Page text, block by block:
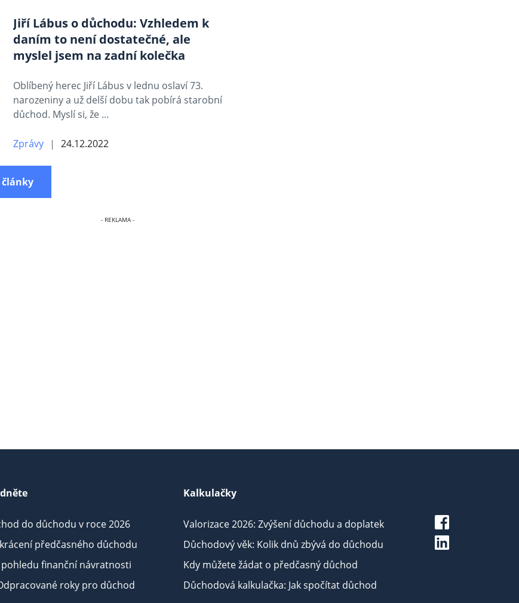
Jiří Lábus o důchodu: Vzhledem k
daním to není dostatečné, ale
myslel jsem na zadní kolečka
Oblíbený herec Jiří Lábus v lednu oslaví 73.
narozeniny a už delší dobu tak pobírá starobní
důchod. Myslí si, že …
Zprávy 24.12.2022
články
do důchodu v roce 2026
předčasného důchodu
finanční návratnosti
roky pro důchod
Kalkulačky
Valorizace 2026: Zvýšení důchodu a doplatek
Důchodový věk: Kolik dnů zbývá do důchodu
Kdy můžete žádat o předčasný důchod
Důchodová kalkulačka: Jak spočítat důchod